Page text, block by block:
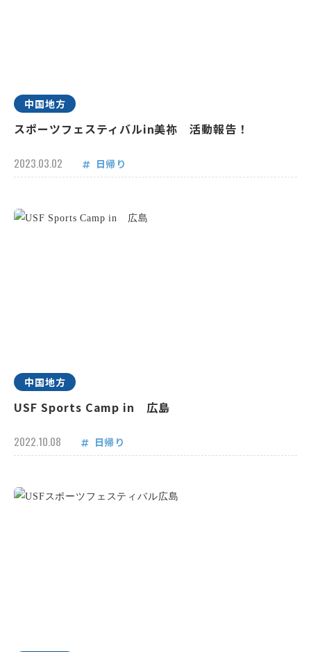
中国地方
スポーツフェスティバルin美祢 活動報告！
2023.03.02 日帰り
中国地方
USF Sports Camp in 広島
2022.10.08 日帰り